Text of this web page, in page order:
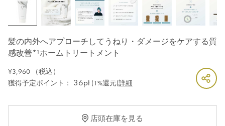
髪の内外へアプローチしてうねり・ダメージをケアする質
感改善*¹ホームトリートメント
¥3,960（税込）
獲得予定ポイント：
36pt (1%還元)詳細
店頭在庫を見る